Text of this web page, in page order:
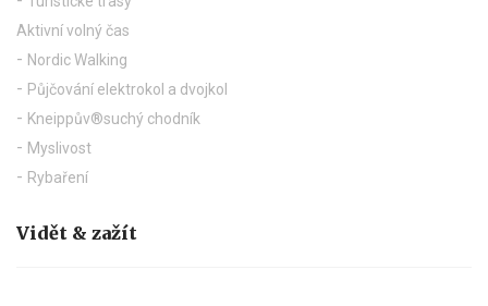
Aktivní volný čas
Nordic Walking
Půjčování elektrokol a dvojkol
Kneippův®suchý chodník
Myslivost
Rybaření
Vidět & zažít